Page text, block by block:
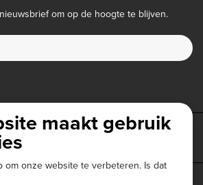
om op de hoogte te blijven.
maakt gebruik
om onze website te verbeteren. Is dat